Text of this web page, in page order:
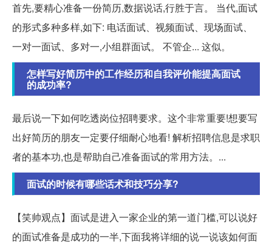
首先,要精心准备一份简历,数据说话,行胜于言。 当代,面试
的形式多种多样,如下: 电话面试、视频面试、现场面试、
一对一面试、多对一,小组群面试。 不管企... 这似。
怎样写好简历中的工作经历和自我评价能提高面试
的成功率?
最后说一下如何吃透岗位招聘要求。这个非常重要!想要写
出好简历的朋友一定要仔细耐心地看! 解析招聘信息是求职
者的基本功,也是帮助自己准备面试的常用方法。...
面试的时候有哪些话术和技巧分享?
【笑帅观点】面试是进入一家企业的第一道门槛,可以说好
的面试准备是成功的一半,下面我将详细的说一说该如何面